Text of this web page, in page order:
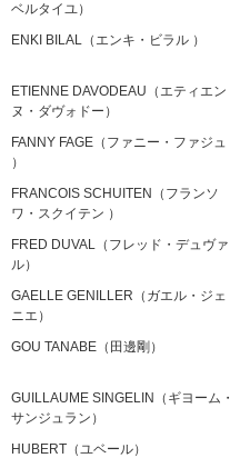
ベルタイユ）
ENKI BILAL（エンキ・ビラル ）
ETIENNE DAVODEAU（エティエン
ヌ・ダヴォドー）
FANNY FAGE（ファニー・ファジュ
）
FRANCOIS SCHUITEN（フランソ
ワ・スクイテン ）
FRED DUVAL（フレッド・デュヴァ
ル）
GAELLE GENILLER（ガエル・ジェ
ニエ）
GOU TANABE（田邊剛）
GUILLAUME SINGELIN（ギヨーム・
サンジュラン）
HUBERT（ユベール）